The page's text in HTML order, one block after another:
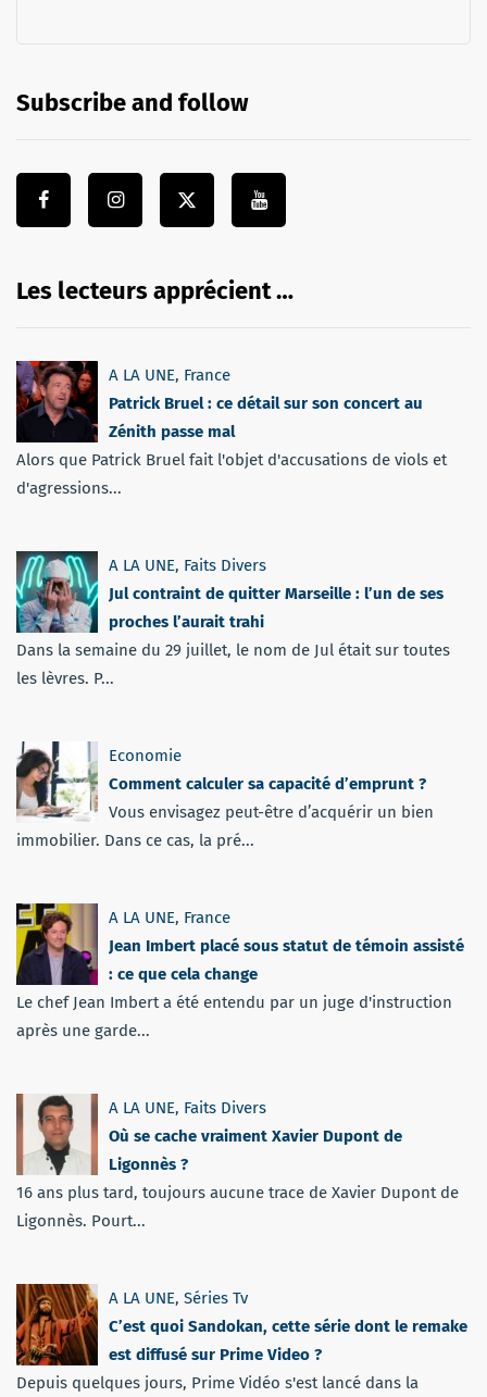
Subscribe and follow
Les lecteurs apprécient …
A LA UNE, France
Patrick Bruel : ce détail sur son concert au
Zénith passe mal
Alors que Patrick Bruel fait l'objet d'accusations de viols et
d'agressions...
A LA UNE, Faits Divers
Jul contraint de quitter Marseille : l’un de ses
proches l’aurait trahi
Dans la semaine du 29 juillet, le nom de Jul était sur toutes
les lèvres. P...
Economie
Comment calculer sa capacité d’emprunt ?
Vous envisagez peut-être d’acquérir un bien
immobilier. Dans ce cas, la pré...
A LA UNE, France
Jean Imbert placé sous statut de témoin assisté
: ce que cela change
Le chef Jean Imbert a été entendu par un juge d'instruction
après une garde...
A LA UNE, Faits Divers
Où se cache vraiment Xavier Dupont de
Ligonnès ?
16 ans plus tard, toujours aucune trace de Xavier Dupont de
Ligonnès. Pourt...
A LA UNE, Séries Tv
C’est quoi Sandokan, cette série dont le remake
est diffusé sur Prime Video ?
Depuis quelques jours, Prime Vidéo s'est lancé dans la